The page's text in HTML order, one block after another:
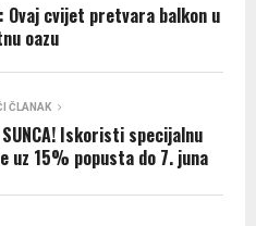
cvijet pretvara balkon u
oazu
ČLANAK
SUNCA! Iskoristi specijalnu
uz 15% popusta do 7. juna